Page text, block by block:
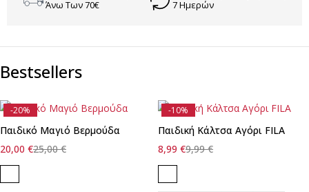
Άνω Των 70€
7 Ημερών
Bestsellers
-20%
Παιδικό Μαγιό Βερμούδα
25,00€
20,00 €
-10%
Παιδική Κάλτσα Αγόρι FILA
9,99€
8,99 €